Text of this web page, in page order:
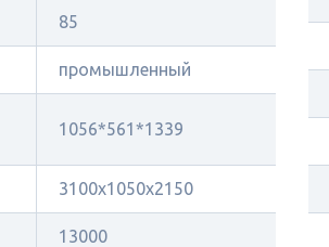
85
промышленный
1056*561*1339
3100x1050x2150
13000